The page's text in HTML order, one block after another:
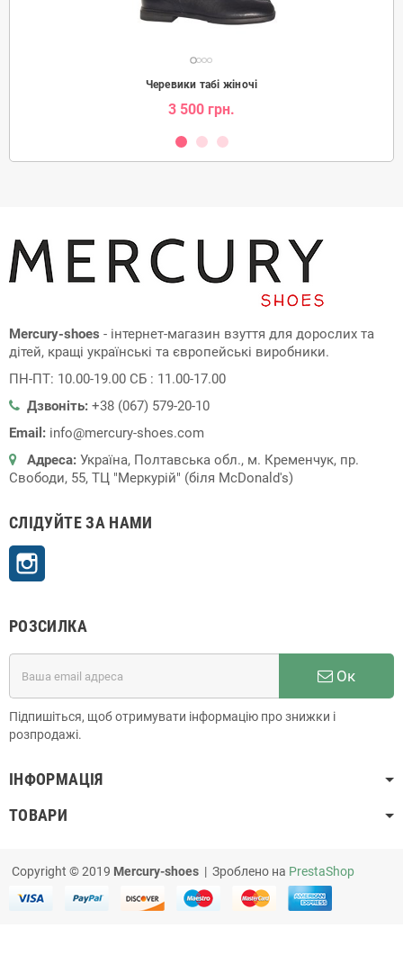
Черевики табі жіночі
3 500 грн.
Mercury-shoes - інтернет-магазин взуття для дорослих та
дітей, кращі українські та європейські виробники.
ПН-ПТ: 10.00-19.00 СБ : 11.00-17.00
Дзвоніть: +38 (067) 579-20-10
Email: info@mercury-shoes.com
Адреса: Україна, Полтавська обл., м. Кременчук, пр.
Свободи, 55, ТЦ "Меркурій" (біля McDonald's)
СЛІДУЙТЕ ЗА НАМИ
РОЗСИЛКА
Ок
Підпишіться, щоб отримувати інформацію про знижки і
розпродажі.
ІНФОРМАЦІЯ
ТОВАРИ
Copyright © 2019 Mercury-shoes | Зроблено на PrestaShop